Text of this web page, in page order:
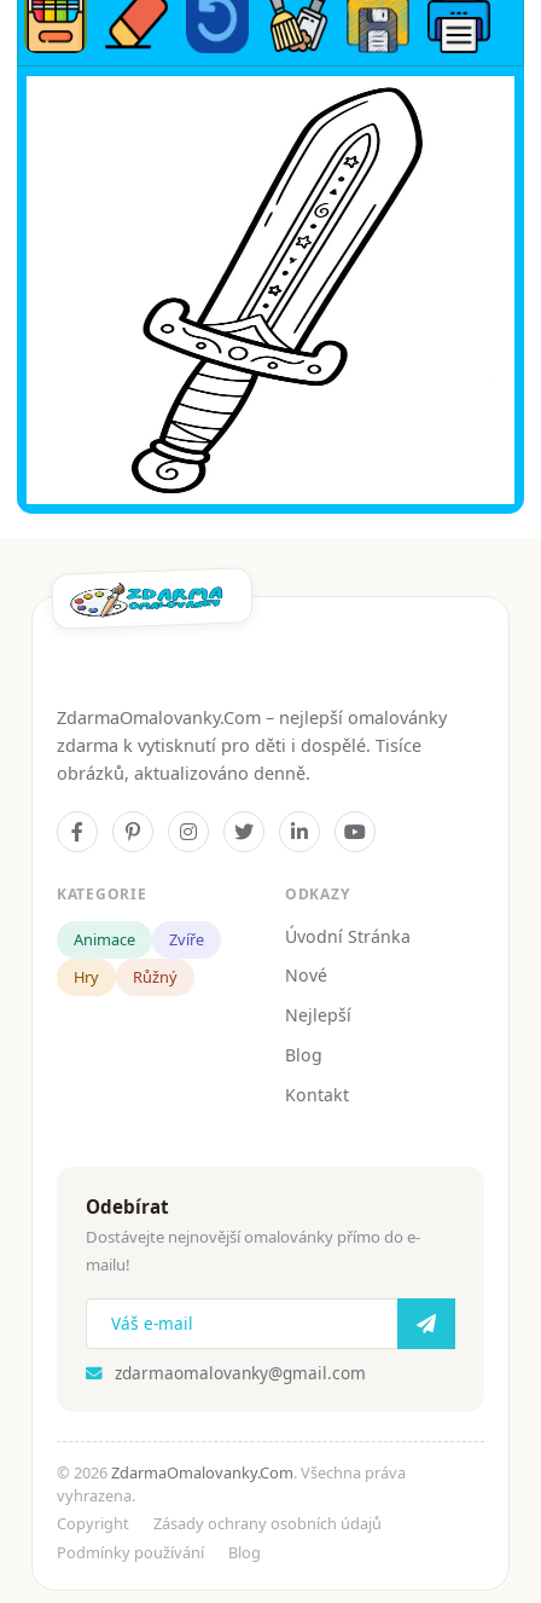
ZdarmaOmalovanky.Com – nejlepší omalovánky
zdarma k vytisknutí pro děti i dospělé. Tisíce
obrázků, aktualizováno denně.
KATEGORIE
Animace
Zvíře
Hry
Růžný
ODKAZY
Úvodní Stránka
Nové
Nejlepší
Blog
Kontakt
Odebírat
Dostávejte nejnovější omalovánky přímo do e-
mailu!
zdarmaomalovanky@gmail.com
© 2026ZdarmaOmalovanky.Com. Všechna práva
vyhrazena.
Copyright
Zásady ochrany osobních údajů
Podmínky používání
Blog